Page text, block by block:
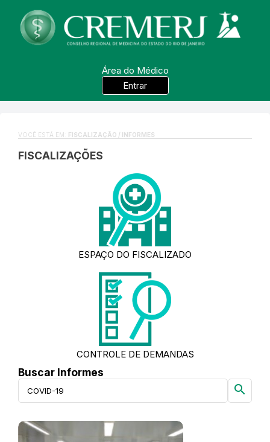
Área do Médico
Entrar
VOCÊ ESTÁ EM: FISCALIZAÇÃO / INFORMES
FISCALIZAÇÕES
ESPAÇO DO FISCALIZADO
CONTROLE DE DEMANDAS
Buscar Informes
search